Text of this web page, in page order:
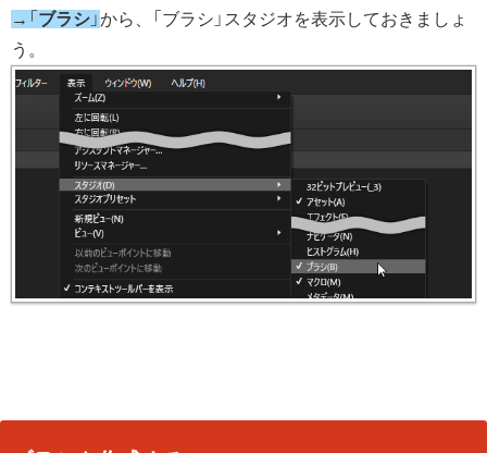
→「 ブラシ 」から、「ブラシ」スタジオを表示しておきましょ
う。